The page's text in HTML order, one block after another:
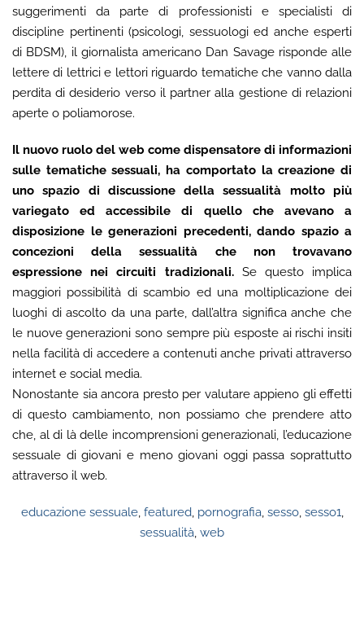
suggerimenti da parte di professionisti e specialisti di
discipline pertinenti (psicologi, sessuologi ed anche esperti
di BDSM), il giornalista americano Dan Savage risponde alle
lettere di lettrici e lettori riguardo tematiche che vanno dalla
perdita di desiderio verso il partner alla gestione di relazioni
aperte o poliamorose.
Il nuovo ruolo del web come dispensatore di informazioni
sulle tematiche sessuali, ha comportato la creazione di
uno spazio di discussione della sessualità molto più
variegato ed accessibile di quello che avevano a
disposizione le generazioni precedenti, dando spazio a
concezioni della sessualità che non trovavano
espressione nei circuiti tradizionali.Se questo implica
maggiori possibilità di scambio ed una moltiplicazione dei
luoghi di ascolto da una parte, dall’altra significa anche che
le nuove generazioni sono sempre più esposte ai rischi insiti
nella facilità di accedere a contenuti anche privati attraverso
internet e social media.
Nonostante sia ancora presto per valutare appieno gli effetti
di questo cambiamento, non possiamo che prendere atto
che, al di là delle incomprensioni generazionali, l’educazione
sessuale di giovani e meno giovani oggi passa soprattutto
attraverso il web.
educazione sessuale, featured, pornografia, sesso, sesso1,
sessualità, web